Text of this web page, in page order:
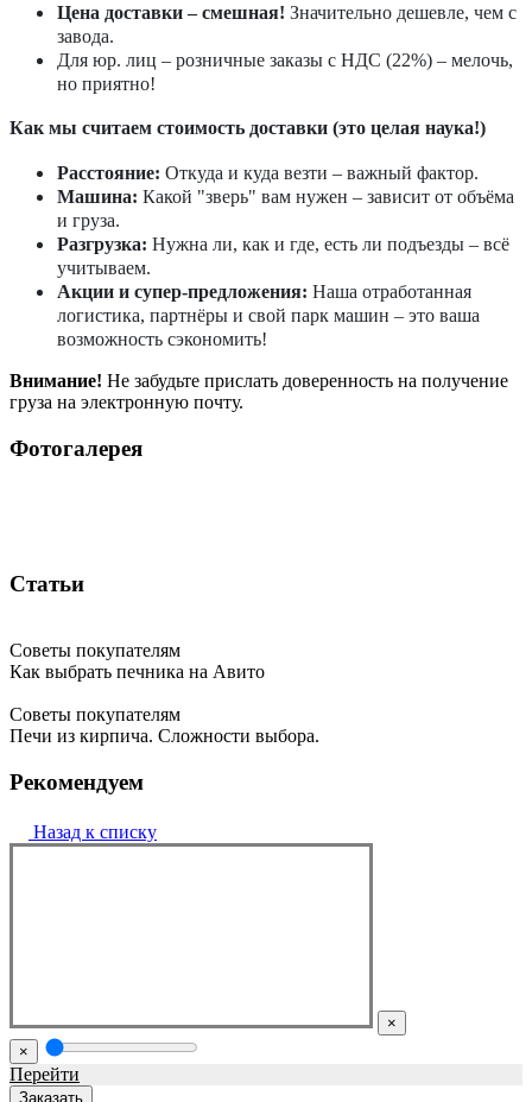
Цена доставки – смешная! Значительно дешевле, чем с
завода.
Для юр. лиц – розничные заказы с НДС (22%) – мелочь,
но приятно!
Как мы считаем стоимость доставки (это целая наука!)
Расстояние: Откуда и куда везти – важный фактор.
Машина: Какой "зверь" вам нужен – зависит от объёма
и груза.
Разгрузка: Нужна ли, как и где, есть ли подъезды – всё
учитываем.
Акции и супер-предложения: Наша отработанная
логистика, партнёры и свой парк машин – это ваша
возможность сэкономить!
Внимание! Не забудьте прислать доверенность на получение
груза на электронную почту.
Фотогалерея
Статьи
Советы покупателям
Как выбрать печника на Авито
Советы покупателям
Печи из кирпича. Сложности выбора.
Рекомендуем
Назад к списку
×
×
Перейти
Заказать